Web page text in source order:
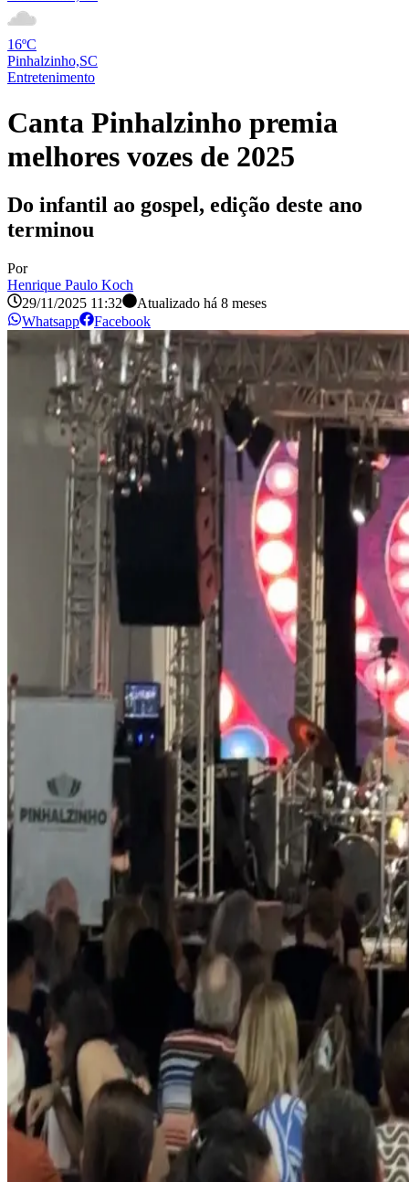
16ºC
Pinhalzinho,SC
Entretenimento
Canta Pinhalzinho premia
melhores vozes de 2025
Do infantil ao gospel, edição deste ano
terminou
Por
Henrique Paulo Koch
29/11/2025 11:32
Atualizado há 8 meses
Whatsapp
Facebook